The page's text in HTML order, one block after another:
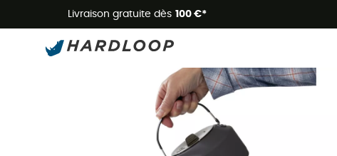
Livraison gratuite dès 100 €*